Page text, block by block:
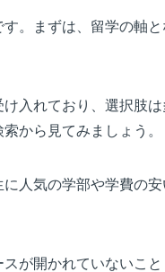
。まずは、留学の軸
入れており、選択肢
から見てみましょう。
人気の学部や学費の
が開かれていないこ